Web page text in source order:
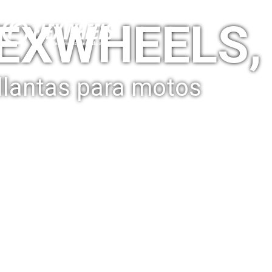
para motos